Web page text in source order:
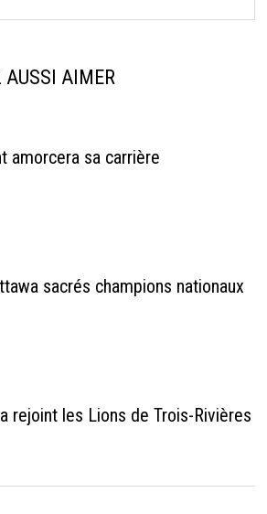
AUSSI AIMER
amorcera sa carrière
sacrés champions nationaux
rejoint les Lions de Trois-Rivières